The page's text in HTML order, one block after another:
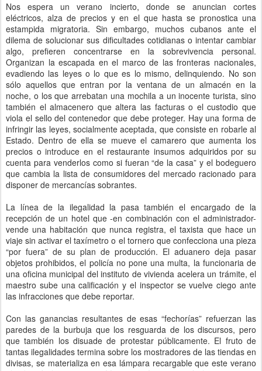
Nos espera un verano incierto, donde se anuncian cortes
eléctricos, alza de precios y en el que hasta se pronostica una
estampida migratoria. Sin embargo, muchos cubanos ante el
dilema de solucionar sus dificultades cotidianas o intentar cambiar
algo, prefieren concentrarse en la sobrevivencia personal.
Organizan la escapada en el marco de las fronteras nacionales,
evadiendo las leyes o lo que es lo mismo, delinquiendo. No son
sólo aquellos que entran por la ventana de un almacén en la
noche, o los que arrebatan una mochila a un inocente turista, sino
también el almacenero que altera las facturas o el custodio que
viola el sello del contenedor que debe proteger. Hay una forma de
infringir las leyes, socialmente aceptada, que consiste en robarle al
Estado. Dentro de ella se mueve el camarero que aumenta los
precios o introduce en el restaurante insumos adquiridos por su
cuenta para venderlos como si fueran “de la casa” y el bodeguero
que cambia la lista de consumidores del mercado racionado para
disponer de mercancías sobrantes.
La línea de la ilegalidad la pasa también el encargado de la
recepción de un hotel que -en combinación con el administrador-
vende una habitación que nunca registra, el taxista que hace un
viaje sin activar el taxímetro o el tornero que confecciona una pieza
“por fuera” de su plan de producción. El aduanero deja pasar
objetos prohibidos, el policía no pone una multa, la funcionaria de
una oficina municipal del instituto de vivienda acelera un trámite, el
maestro sube una calificación y el inspector se vuelve ciego ante
las infracciones que debe reportar.
Con las ganancias resultantes de esas “fechorías” refuerzan las
paredes de la burbuja que los resguarda de los discursos, pero
que también los disuade de protestar públicamente. El fruto de
tantas ilegalidades termina sobre los mostradores de las tiendas en
divisas, se materializa en esa lámpara recargable que este verano